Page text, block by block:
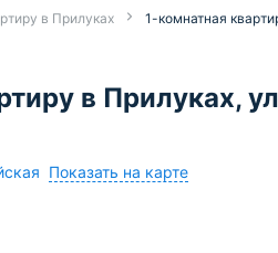
в Прилуках 1-комнатная
в Прилуках,
Показать на карте